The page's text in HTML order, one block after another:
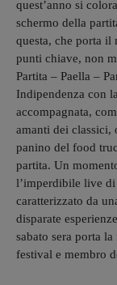
quest’anno si
schermo della
questa, che porta il
punti chiave, non
Partita – Paella –
Indipendenza con
accompagnata,
amanti dei classici,
panino del food
partita. Un
l’imperdibile live
caratterizzato da
disparate
sabato sera porta
festival e membro